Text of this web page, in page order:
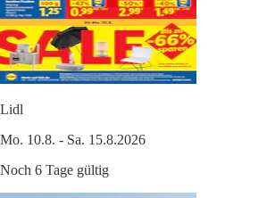
Lidl
Mo. 10.8. - Sa. 15.8.2026
Noch 6 Tage gültig